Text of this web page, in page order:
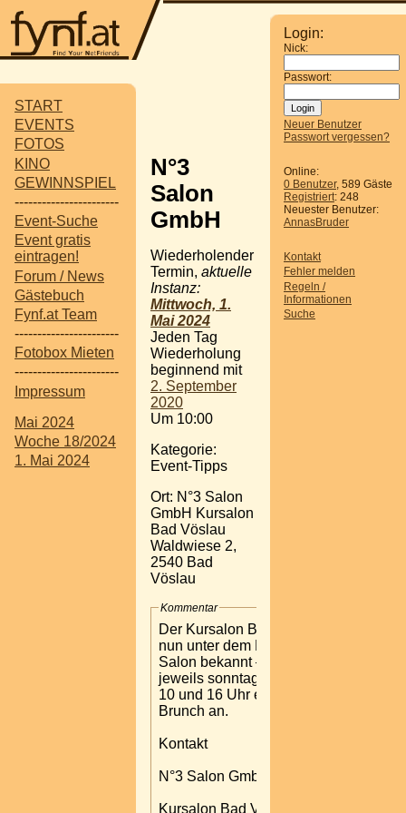
START
EVENTS
FOTOS
KINO
GEWINNSPIEL
-----------------------
Event-Suche
Event gratis
eintragen!
Forum / News
Gästebuch
Fynf.at Team
-----------------------
Fotobox Mieten
-----------------------
Impressum
Mai 2024
Woche 18/2024
1. Mai 2024
Login:
Nick:
Passwort:
Neuer Benutzer
Passwort vergessen?
Online:
0 Benutzer, 589 Gäste
Registriert: 248
Neuester Benutzer:
AnnasBruder
Kontakt
Fehler melden
Regeln /
Informationen
Suche
N°3
Salon
GmbH
Wiederholender
Termin, aktuelle
Instanz:
Mittwoch, 1.
Mai 2024
Jeden Tag
Wiederholung
beginnend mit
2. September
2020
Um 10:00
Kategorie:
Event-Tipps
Ort: N°3 Salon
GmbH Kursalon
Bad Vöslau
Waldwiese 2,
2540 Bad
Vöslau
Kommentar
Der Kursalon Bad Vöslau –
nun unter dem Namen No3
Salon bekannt – bietet
jeweils sonntags zwischen
10 und 16 Uhr einen Luxury
Brunch an.
Kontakt
N°3 Salon GmbH
Kursalon Bad Vöslau